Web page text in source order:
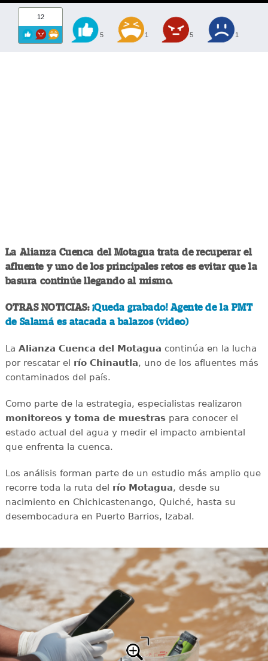
12
5 1 5 1
La Alianza Cuenca del Motagua trata de recuperar el
afluente y uno de los principales retos es evitar que la
basura continúe llegando al mismo.
OTRAS NOTICIAS: ¡Queda grabado! Agente de la PMT
de Salamá es atacada a balazos (video)
La Alianza Cuenca del Motagua continúa en la lucha
por rescatar el río Chinautla, uno de los afluentes más
contaminados del país.
Como parte de la estrategia, especialistas realizaron
monitoreos y toma de muestraspara conocer el
estado actual del agua y medir el impacto ambiental
que enfrenta la cuenca.
Los análisis forman parte de un estudio más amplio que
recorre toda la ruta del río Motagua, desde su
nacimiento en Chichicastenango, Quiché, hasta su
desembocadura en Puerto Barrios, Izabal.